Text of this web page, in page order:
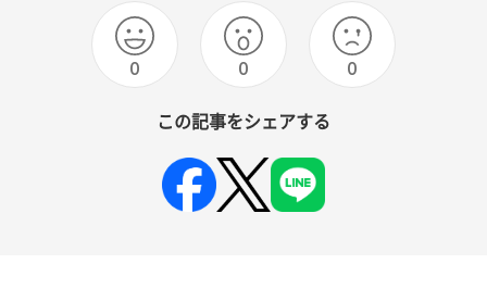
0 0 0
この記事をシェアする